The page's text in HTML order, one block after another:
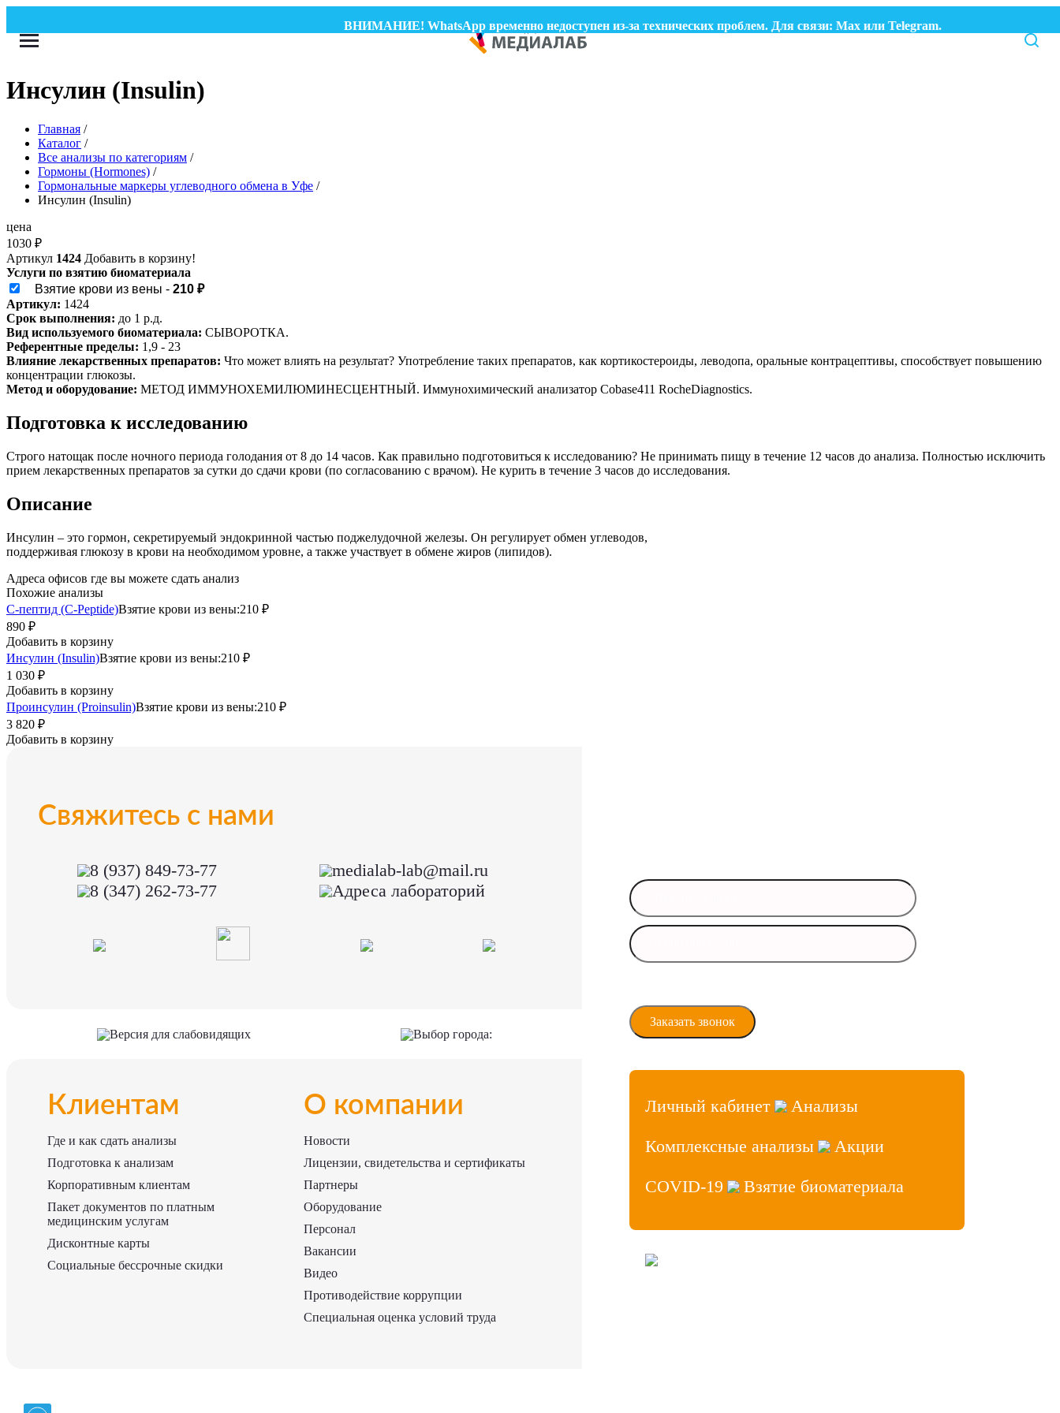
ВНИМАНИЕ! WhatsApp временно недоступен из-за технических проблем. Для связи:MaxилиTelegram.
Инсулин (Insulin)
Главная /
Каталог /
Все анализы по категориям /
Гормоны (Hormones) /
Гормональные маркеры углеводного обмена в Уфе /
Инсулин (Insulin)
цена
1030 ₽
Артикул 1424 Добавить в корзину!
Услуги по взятию биоматериала
Взятие крови из вены - 210 ₽
Артикул: 1424
Срок выполнения: до 1 р.д.
Вид используемого биоматериала: СЫВОРОТКА.
Референтные пределы: 1,9 - 23
Влияние лекарственных препаратов: Что может влиять на результат? Употребление таких препаратов, как кортикостероиды, леводопа, оральные контрацептивы, способствует повышению
концентрации глюкозы.
Метод и оборудование: МЕТОД ИММУНОХЕМИЛЮМИНЕСЦЕНТНЫЙ. Иммунохимический анализатор Cobase411 RocheDiagnostics.
Подготовка к исследованию
Строго натощак после ночного периода голодания от 8 до 14 часов. Как правильно подготовиться к исследованию? Не принимать пищу в течение 12 часов до анализа. Полностью исключить
прием лекарственных препаратов за сутки до сдачи крови (по согласованию с врачом). Не курить в течение 3 часов до исследования.
Описание
Инсулин – это гормон, секретируемый эндокринной частью поджелудочной железы. Он регулирует обмен углеводов,
поддерживая глюкозу в крови на необходимом уровне, а также участвует в обмене жиров (липидов).
Адреса офисов где вы можете сдать анализ
Похожие анализы
С-пептид (C-Peptide)Взятие крови из вены:210 ₽
890 ₽
Добавить в корзину
Инсулин (Insulin)Взятие крови из вены:210 ₽
1 030 ₽
Добавить в корзину
Проинсулин (Proinsulin)Взятие крови из вены:210 ₽
3 820 ₽
Добавить в корзину
Свяжитесь с нами
8 (937) 849-73-77
8 (347) 262-73-77
medialab-lab@mail.ru
Адреса лабораторий
Версия для слабовидящих Выбор города:
Клиентам
Где и как сдать анализы
Подготовка к анализам
Корпоративным клиентам
Пакет документов по платным
медицинским услугам
Дисконтные карты
Социальные бессрочные скидки
О компании
Новости
Лицензии, свидетельства и сертификаты
Партнеры
Оборудование
Персонал
Вакансии
Видео
Противодействие коррупции
Специальная оценка условий труда
Личный кабинет Анализы
Комплексные анализы Акции
COVID-19 Взятие биоматериала